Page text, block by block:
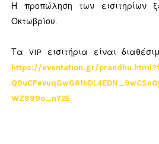
Η προπώληση των εισιτηρίων
Οκτωβρίου.
Τα VIP εισιτήρια είναι
https://eventation.gr/
WZ999o_nY2E